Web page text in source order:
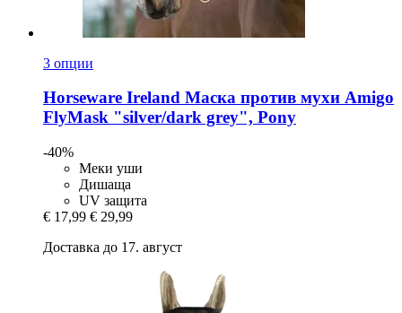
3 опции
Horseware Ireland Маска против мухи Amigo
FlyMask "silver/dark grey", Pony
-40%
Меки уши
Дишаща
UV защита
€ 17,99 € 29,99
Доставка до 17. август